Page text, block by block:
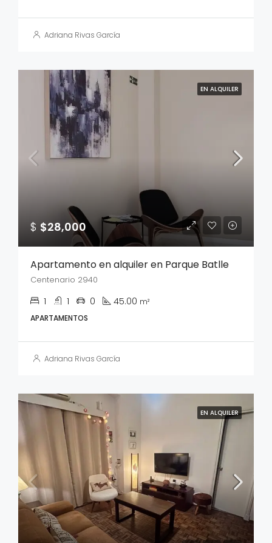
Adriana Rivas García
EN ALQUILER
$ $28,000
Apartamento en alquiler en Parque Batlle
Centenario 2940
1 1 0 45.00 m²
APARTAMENTOS
Adriana Rivas García
EN ALQUILER